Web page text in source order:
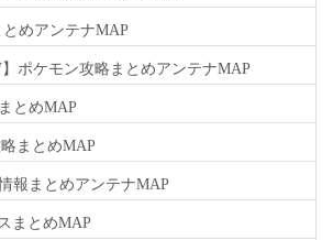
めアンテナMAP
ポケモン攻略まとめアンテナMAP
とめMAP
まとめMAP
報まとめアンテナMAP
まとめMAP